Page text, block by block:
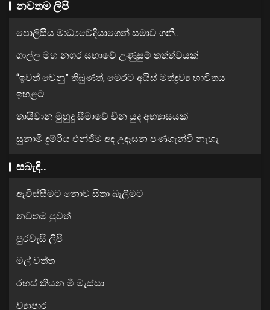
නවතම ලිපි
පොලිසිය මාධ්‍යවේදියාගෙන් සමාව ගනී..
ගාල්ල මහ නගර සභාවේ උණුසුම් තත්ත්වයක්
“ඉවත් වෙනු” තිබුණත්, මෙරට අයිස් මත්ද්‍රව්‍ය භාවිතය
ඉහළට
තායිවාන මුහුදු සීමාවේ චීන යුද අභ්‍යාසයක්
සුනාමි දුම්රිය එන්ජිම අද උදෑසන පණගැන්වී නැහැ
සබැඳි..
ඇවිස්සීමට නොව සිතා බැලීමට
නවතම පුවත්
පුරවැසි ලිපි
මල් වත්ත
රහස් කියන මී මැස්සා
ව්‍යාපාර